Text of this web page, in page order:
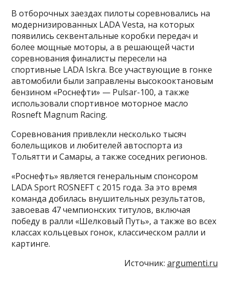
В отборочных заездах пилоты соревновались на
модернизированных LADA Vesta, на которых
появились секвентальные коробки передач и
более мощные моторы, а в решающей части
соревнования финалисты пересели на
спортивные LADA Iskra. Все участвующие в гонке
автомобили были заправлены высокооктановым
бензином «Роснефти» — Pulsar-100, а также
использовали спортивное моторное масло
Rosneft Magnum Racing.
Соревнования привлекли несколько тысяч
болельщиков и любителей автоспорта из
Тольятти и Самары, а также соседних регионов.
«Роснефть» является генеральным спонсором
LADA Sport ROSNEFT с 2015 года. За это время
команда добилась внушительных результатов,
завоевав 47 чемпионских титулов, включая
победу в ралли «Шелковый Путь», а также во всех
классах кольцевых гонок, классическом ралли и
картинге.
Источник: argumenti.ru